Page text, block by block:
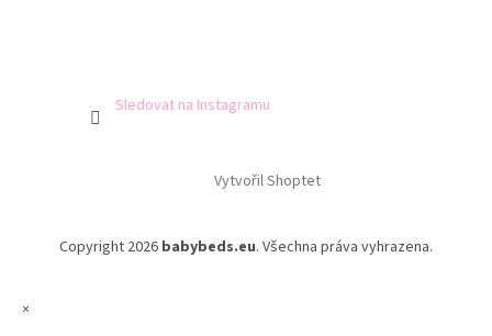
Sledovat na Instagramu
Vytvořil Shoptet
Copyright 2026 babybeds.eu. Všechna práva vyhrazena.
×